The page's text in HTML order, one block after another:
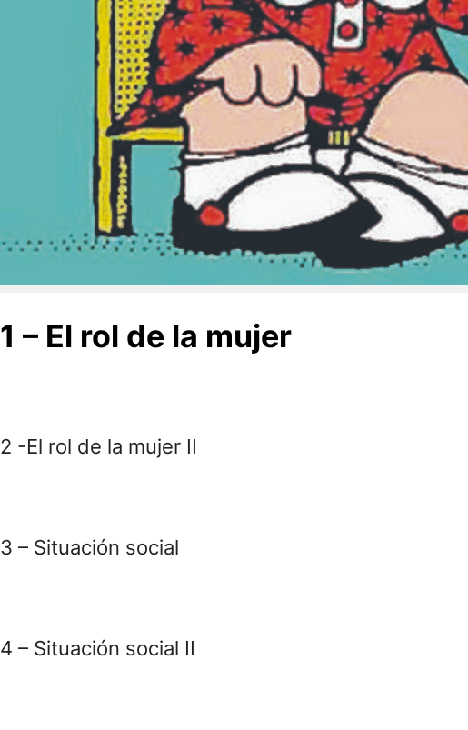
1 – El rol de la mujer
2 -El rol de la mujer II
3 – Situación social
4 – Situación social II